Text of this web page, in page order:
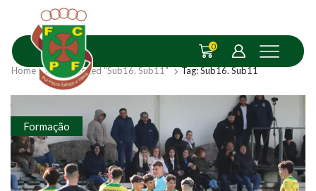
0
Home Posts Tagged "Sub16. Sub11" Tag: Sub16. Sub11
Formação